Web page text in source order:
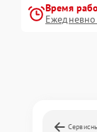
Время